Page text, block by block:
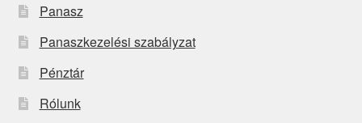
Panasz
Panaszkezelési szabályzat
Pénztár
Rólunk